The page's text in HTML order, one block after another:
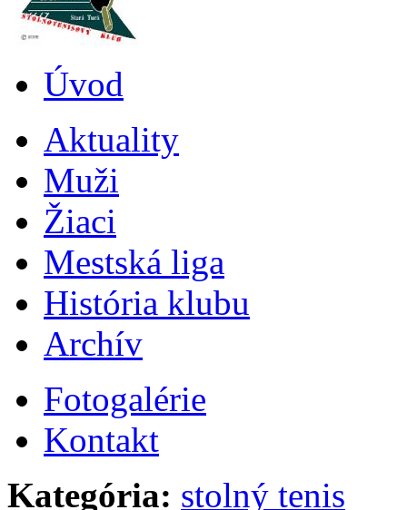
Úvod
Aktuality
Muži
Žiaci
Mestská liga
História klubu
Archív
Fotogalérie
Kontakt
Kategória: stolný tenis